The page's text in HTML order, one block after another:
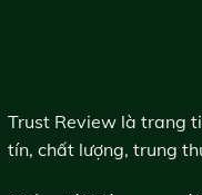
Trust Review là trang
tín, chất lượng, trung